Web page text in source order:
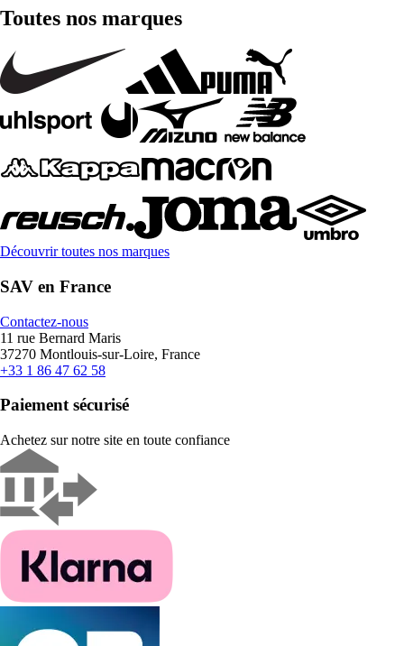
Toutes nos marques
Découvrir toutes nos marques
SAV en France
Contactez-nous
11 rue Bernard Maris
37270 Montlouis-sur-Loire, France
+33 1 86 47 62 58
Paiement sécurisé
Achetez sur notre site en toute confiance